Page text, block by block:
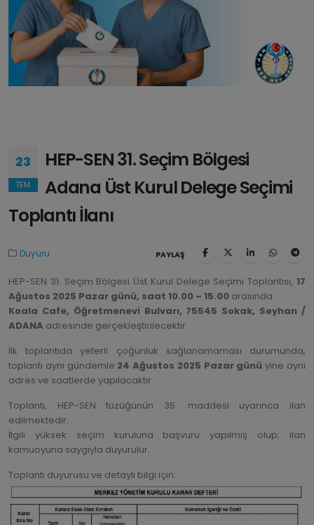
23
TEM
HEP-SEN 31. Seçim Bölgesi
Adana Üst Kurul Delege Seçimi
Toplantı İlanı
Duyuru PAYLAŞ
HEP-SEN 31. Seçim Bölgesi Üst Kurul Delege Seçimi Toplantısı, 17
Ağustos 2025 Pazar günü, saat 10.00 – 15.00 arasında
Koala Cafe, Öğretmenevi Bulvarı, 75545 Sokak, Seyhan /
ADANA adresinde gerçekleştirilecektir.
İlk toplantıda yeterli çoğunluk sağlanamaması durumunda,
toplantı aynı gündemle 24 Ağustos 2025 Pazar günü yine aynı
adres ve saatlerde yapılacaktır.
Toplantı, HEP-SEN tüzüğünün 35. maddesi uyarınca ilan
edilmektedir.
İlgili yüksek seçim kuruluna başvuru yapılmış olup; ilan
kamuoyuna saygıyla duyurulur.
Toplantı duyurusu ve detaylı bilgi için: